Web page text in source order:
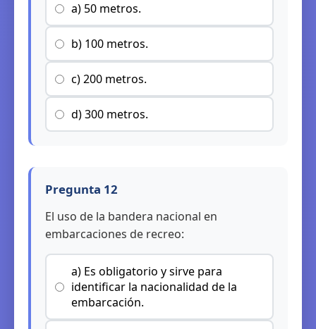
a) 50 metros.
b) 100 metros.
c) 200 metros.
d) 300 metros.
Pregunta 12
El uso de la bandera nacional en
embarcaciones de recreo:
a) Es obligatorio y sirve para
identificar la nacionalidad de la
embarcación.